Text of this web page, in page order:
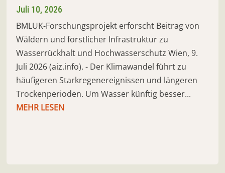
Juli 10, 2026
BMLUK-Forschungsprojekt erforscht Beitrag von
Wäldern und forstlicher Infrastruktur zu
Wasserrückhalt und Hochwasserschutz Wien, 9.
Juli 2026 (aiz.info). - Der Klimawandel führt zu
häufigeren Starkregenereignissen und längeren
Trockenperioden. Um Wasser künftig besser...
MEHR LESEN